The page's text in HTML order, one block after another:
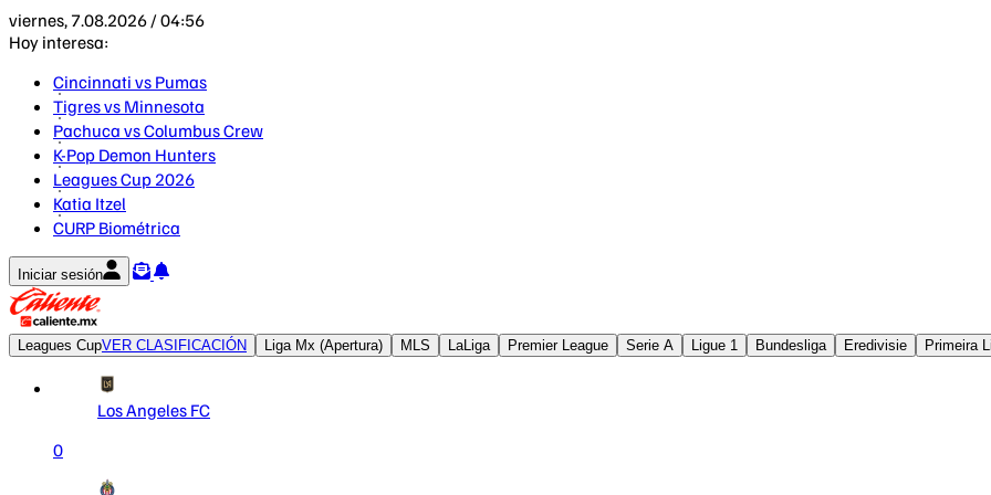
viernes, 7.08.2026 / 04:56
Hoy interesa:
Cincinnati vs Pumas
Tigres vs Minnesota
Pachuca vs Columbus Crew
K-Pop Demon Hunters
Leagues Cup 2026
Katia Itzel
CURP Biométrica
Iniciar sesión
Leagues CupVER CLASIFICACIÓN Liga Mx (Apertura) MLS LaLiga Premier League Serie A Ligue 1 Bundesliga Eredivisie Primeira
Los Angeles FC
0